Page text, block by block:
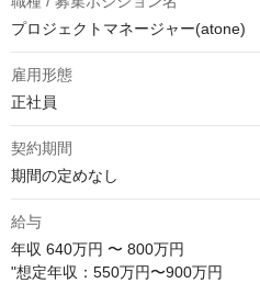
プロジェクトマネージャー(atone)
雇用形態
正社員
契約期間
期間の定めなし
給与
年収 640万円 〜 800万円
"想定年収：550万円〜900万円